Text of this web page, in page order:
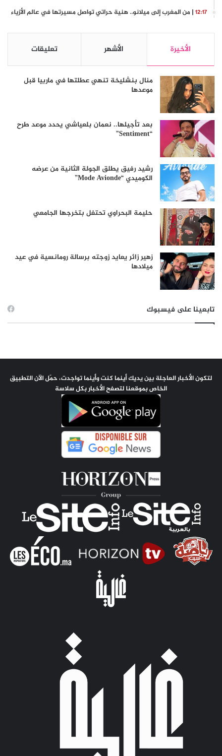
12:17 | من المغرب إلى ميلانو.. هنية حراتي تواصل مسيرتها في عالم الأزياء
الأخيرة الأشهر تعليقات
منال بنشليخة تنهي عطلتها في ماربيا قبل
موعدها
بعد تأجيلها.. نعمان بلعياشي يحدد موعد طرح
“Sentiment”
رشيد رفيق يطلق الجولة الثانية من عرضه
الكوميدي “Mode Avionde”
حليمة البحراوي تحتفل بتخرجها الجامعي
زهير زائر يعايد زوجته برسالة رومانسية في عيد
ميلادها
تابعينا على فيسبوك
لتكون الأخبار العاجلة بين يديك أينما كنت وأينما تواجدت، حمّل الآن التطبيق
الخاص بموقعنا لتصفح الأخبار بكل سلاسة